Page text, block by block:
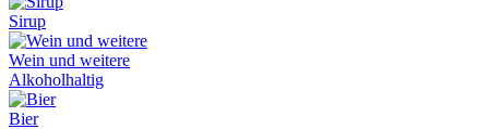
Sirup
Wein und weitere
Alkoholhaltig
Bier